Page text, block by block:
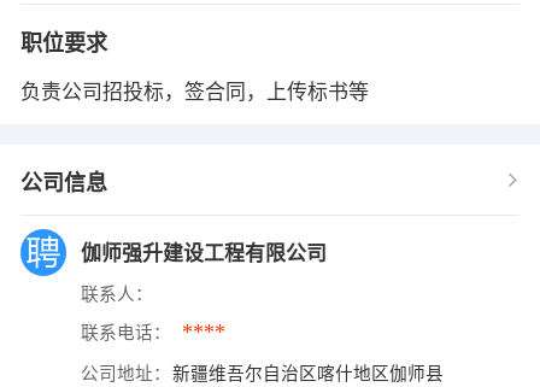
职位要求
负责公司招投标，签合同，上传标书等
公司信息
伽师强升建设工程有限公司
联系人：
联系电话： ****
公司地址： 新疆维吾尔自治区喀什地区伽师县